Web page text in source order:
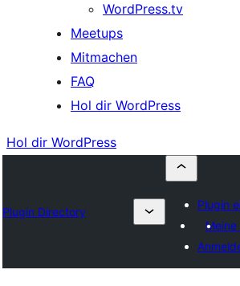
WordPress.tv
Meetups
Mitmachen
FAQ
Hol dir WordPress
Hol dir WordPress
Plugin Directory
Plugin